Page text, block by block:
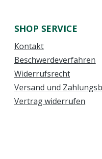
SHOP SERVICE
Kontakt
Beschwerdeverfahren
Widerrufsrecht
Versand und
Vertrag widerrufen